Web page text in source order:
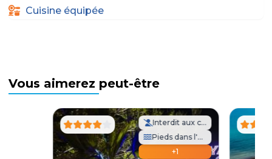
Cuisine équipée
Vous aimerez peut-être
Interdit aux célibataires
Pieds dans l'eau
+1